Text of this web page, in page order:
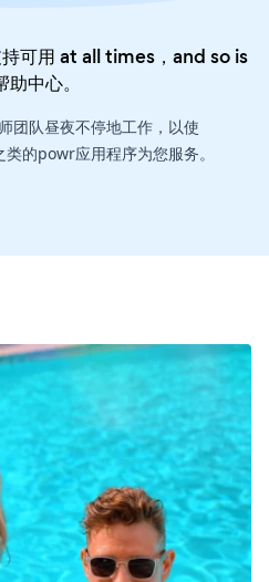
可用 at all times，and so is
助中心。
团队昼夜不停地工作，以使
的powr应用程序为您服务。